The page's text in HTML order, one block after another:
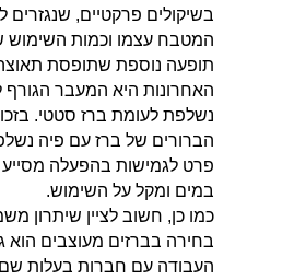
בשיקולים פרקטיים, שנגזרים
המטבח עצמו וכמות השימוש
תופעה נוספת שתופסת
האחרונות היא המעבר הגורף
נשלפת לעומת ברז סטטי.
הברורים של ברז עם פיה
פרט לגמישות בהפעלה מסייע
במים ומקל על השימוש.
כמו כן, חשוב לציין שיתרון
בחירה בברזים מעוצבים הוא
העבודה עם חברות בעלות שם